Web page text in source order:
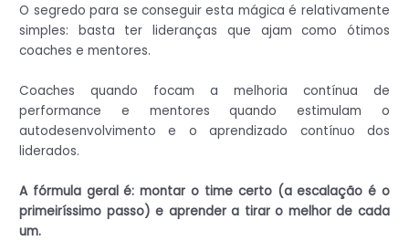
O segredo para se conseguir esta mágica é relativamente
simples: basta ter lideranças que ajam como ótimos
coaches e mentores.
Coaches quando focam a melhoria contínua de
performance e mentores quando estimulam o
autodesenvolvimento e o aprendizado contínuo dos
liderados.
A fórmula geral é: montar o time certo (a escalação é o
primeiríssimo passo) e aprender a tirar o melhor de cada
um.